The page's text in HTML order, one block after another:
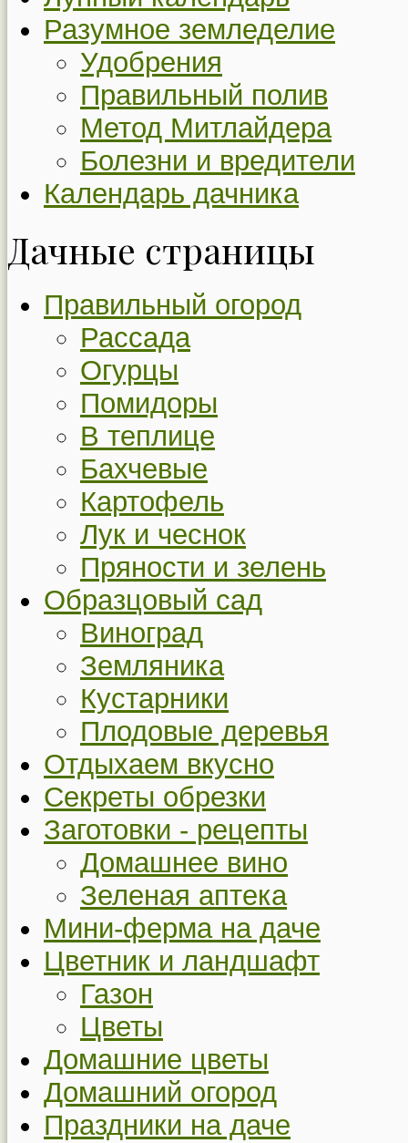
Разумное земледелие
Удобрения
Правильный полив
Метод Митлайдера
Болезни и вредители
Календарь дачника
Дачные страницы
Правильный огород
Рассада
Огурцы
Помидоры
В теплице
Бахчевые
Картофель
Лук и чеснок
Пряности и зелень
Образцовый сад
Виноград
Земляника
Кустарники
Плодовые деревья
Отдыхаем вкусно
Секреты обрезки
Заготовки - рецепты
Домашнее вино
Зеленая аптека
Мини-ферма на даче
Цветник и ландшафт
Газон
Цветы
Домашние цветы
Домашний огород
Праздники на даче